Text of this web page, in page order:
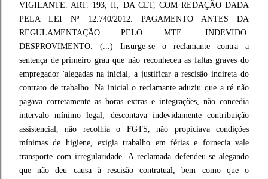
VIGILANTE. ART. 193, II, DA CLT, COM REDAÇÃO DADA
PELA LEI Nº 12.740/2012. PAGAMENTO ANTES DA
REGULAMENTAÇÃO PELO MTE. INDEVIDO.
DESPROVIMENTO. (...) Insurge-se o reclamante contra a
sentença de primeiro grau que não reconheceu as faltas graves do
empregador 'alegadas na inicial, a justificar a rescisão indireta do
contrato de trabalho. Na inicial o reclamante aduziu que a ré não
pagava corretamente as horas extras e integrações, não concedia
intervalo mínimo legal, descontava indevidamente contribuição
assistencial, não recolhia o FGTS, não propiciava condições
mínimas de higiene, exigia trabalho em férias e fornecia vale
transporte com irregularidade. A reclamada defendeu-se alegando
que não deu causa à rescisão contratual, bem como que o